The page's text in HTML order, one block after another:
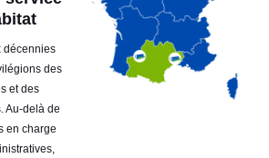
décennies
des
et des
Au-delà de
en charge